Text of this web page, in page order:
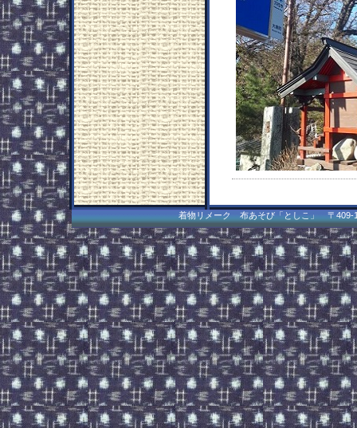
着物リメーク 布あそび「としこ」 〒409-